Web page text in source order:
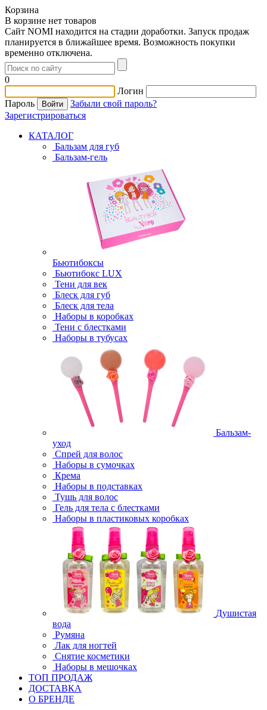
Корзина
В корзине нет товаров
Сайт NOMI находится на стадии доработки. Запуск продаж
планируется в ближайшее время. Возможность покупки
временно отключена.
0
Логин
Пароль
Забыли свой пароль?
Зарегистрироваться
КАТАЛОГ
Бальзам для губ
Бальзам-гель
Бьютибоксы
Бьютибокс LUX
Тени для век
Блеск для губ
Блеск для тела
Наборы в коробках
Тени с блестками
Наборы в тубусах
Бальзам-
уход
Спрей для волос
Наборы в сумочках
Крема
Наборы в подставках
Тушь для волос
Гель для тела с блестками
Наборы в пластиковых коробках
Душистая
вода
Румяна
Лак для ногтей
Снятие косметики
Наборы в мешочках
ТОП ПРОДАЖ
ДОСТАВКА
О БРЕНДЕ